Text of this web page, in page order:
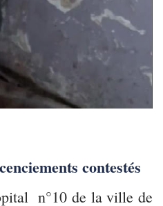
contestés
n°10 de la ville de